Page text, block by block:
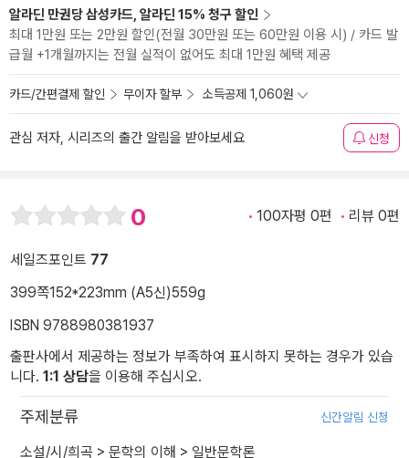
알라딘 만권당 삼성카드, 알라딘 15% 청구 할인
최대 1만원 또는 2만원 할인(전월 30만원 또는 60만원 이용 시) / 카드 발
급월 +1개월까지는 전월 실적이 없어도 최대 1만원 혜택 제공
카드/간편결제 할인 무이자 할부 소득공제 1,060원
관심 저자, 시리즈의 출간 알림을 받아보세요 신청
0 100자평 0편 리뷰 0편
세일즈포인트 77
399쪽152*223mm (A5신)559g
ISBN 9788980381937
출판사에서 제공하는 정보가 부족하여 표시하지 못하는 경우가 있습
니다. 1:1 상담을 이용해 주십시오.
주제분류 신간알림 신청
소설/시/희곡 > 문학의 이해 > 일반문학론